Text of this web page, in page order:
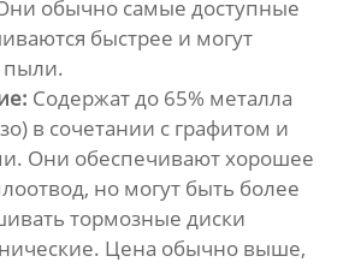
обычно самые доступные
быстрее и могут
пыли.
Содержат до 65% металла
в сочетании с графитом и
Они обеспечивают хорошее
но могут быть более
тормозные диски
Цена обычно выше,